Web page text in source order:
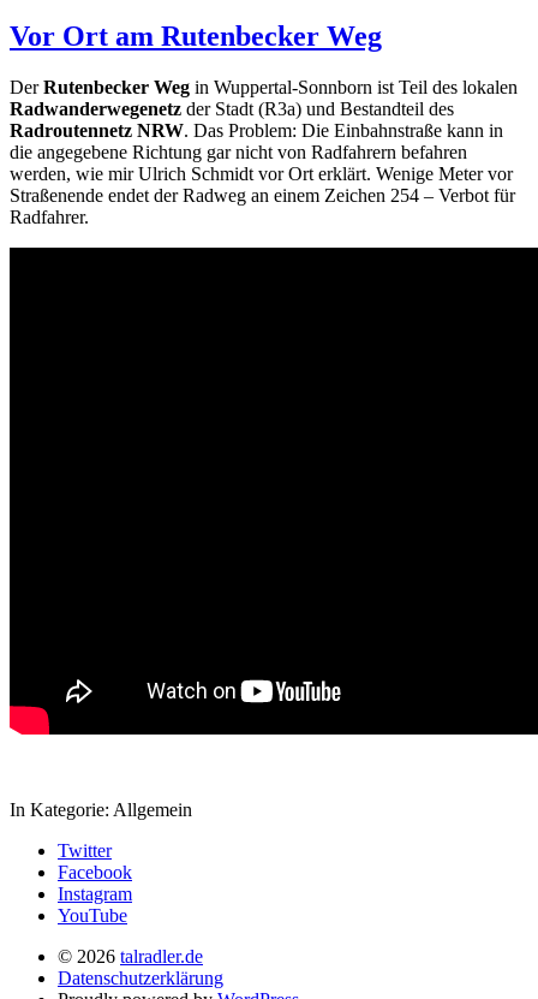
Vor Ort am Rutenbecker Weg
DerRutenbecker Weg in Wuppertal-Sonnborn ist Teil des lokalen
Radwanderwegenetz der Stadt (R3a) und Bestandteil des
Radroutennetz NRW. Das Problem: Die Einbahnstraße kann in
die angegebene Richtung gar nicht von Radfahrern befahren
werden, wie mir Ulrich Schmidt vor Ort erklärt. Wenige Meter vor
Straßenende endet der Radweg an einem Zeichen 254 – Verbot für
Radfahrer.
In Kategorie: Allgemein
Twitter
Facebook
Instagram
YouTube
© 2026 talradler.de
Datenschutzerklärung